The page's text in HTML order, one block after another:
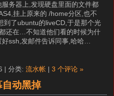
务器上,发现硬盘里面的文件都
挂上原来的 /home分区,也不
到了ubuntu的liveCD,于是那个光
还在…不知道他们看的时候为什
ssh,发邮件告诉同事,哈哈…
| 分类: 流水帐 | 3 个评论 »
自动黑掉